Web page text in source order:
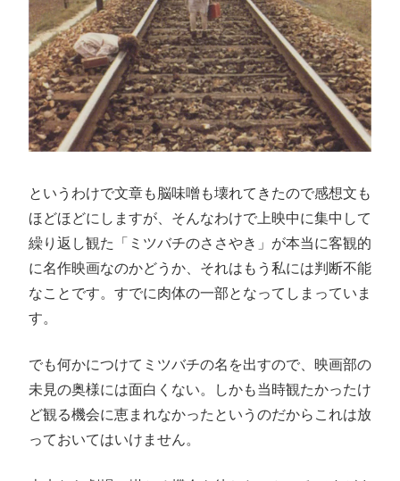
というわけで文章も脳味噌も壊れてきたので感想文も
ほどほどにしますが、そんなわけで上映中に集中して
繰り返し観た「ミツバチのささやき」が本当に客観的
に名作映画なのかどうか、それはもう私には判断不能
なことです。すでに肉体の一部となってしまっていま
す。
でも何かにつけてミツバチの名を出すので、映画部の
未見の奥様には面白くない。しかも当時観たかったけ
ど観る機会に恵まれなかったというのだからこれは放
っておいてはいけません。